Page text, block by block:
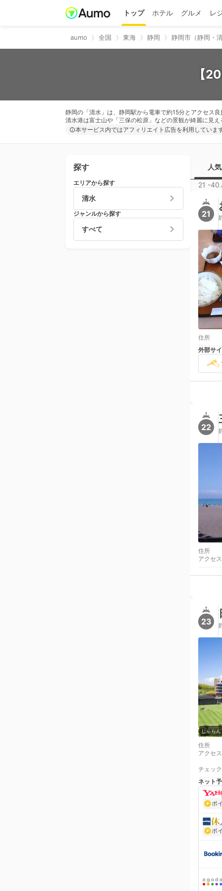
トップ ホテル グルメ レ
aumo 全国 東海 静岡 静岡市（静岡・
【
静岡の「清水」は、静岡駅から電車で約15分とアクセス
清水港は富士山や「三保の松原」などの景観が綺麗に見
本サービス内ではアフィリエイト広告を利用していま
探す
エリアから探す
清水
ジャンルから探す
すべて
人
21 -40
21
住所
外部サ
22
住所
アクセス
23
じゃらん
住所
アクセス
チェッ
ネット
ポ
ポ